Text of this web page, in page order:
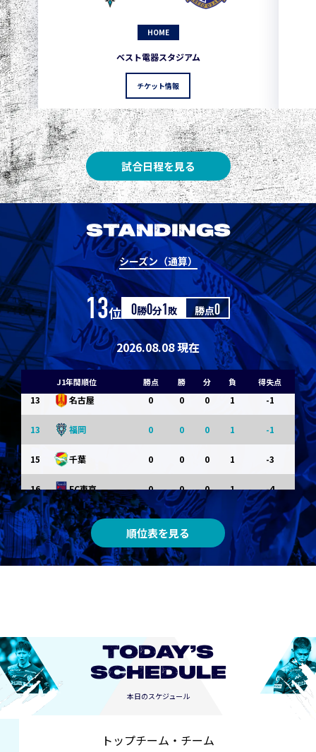
HOME
ベスト電器スタジアム
チケット情報
試合日程を見る
STANDINGS
シーズン（通算）
13位 0勝0分1敗 勝点0
2026.08.08 現在
J1年間順位 勝点 勝 分 負 得失点
1 3
2 3 1
3
3 Ｇ大阪 3 1 0 0 1
5 柏 3 1 0 1
5 Ｃ大阪 3 1 0 0 1
3 1 0 1
7 神戸 3 1 0 0 1
浦和 0 0 1 -1
9 横浜FM 0 0 1 -1
11 水戸 0 0 1 -1
11 岡山 0 0 0 1 -1
13 名古屋 0 0 0 1 -1
13 福岡 0 0 0 1 -1
15 千葉 0 0 0 1 -3
16 FC東京 0 0 0 1 -4
東京Ｖ 0 0 0 0
川崎Ｆ 0 0 0 0 0
順位表を見る
TODAY’S
SCHEDULE
本日のスケジュール
トップチーム・チーム